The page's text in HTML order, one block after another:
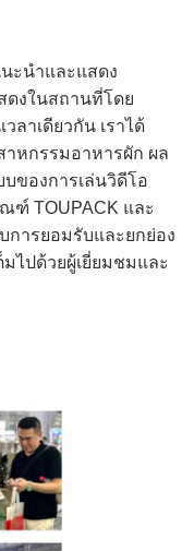
ะนำและแสดง
ดงในสถานที่โดย
ลาเดียวกัน เราได้
หกรรมอาหารผัก ผล
ของการเล่นวิดีโอ
ฑ์ TOUPACK และ
ารยอมรับและยกย่อง
ไปด้วยผู้เยี่ยมชมและ